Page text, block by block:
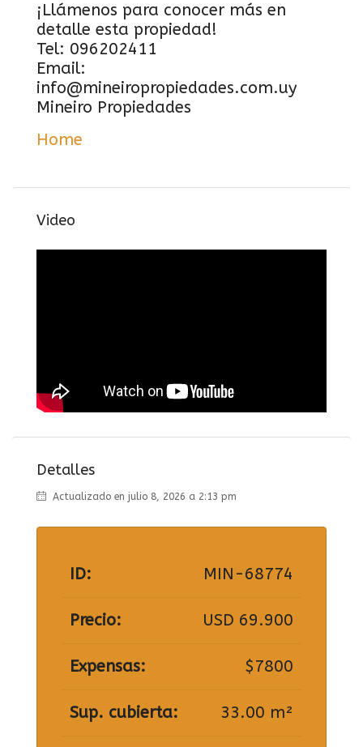
¡Llámenos para conocer más en
detalle esta propiedad!
Tel: 096202411
Email:
info@mineiropropiedades.com.uy
Mineiro Propiedades
Home
Video
Detalles
Actualizado en julio 8, 2026 a 2:13 pm
ID: MIN-68774
Precio: USD 69.900
Expensas: $7800
Sup. cubierta: 33.00 m²